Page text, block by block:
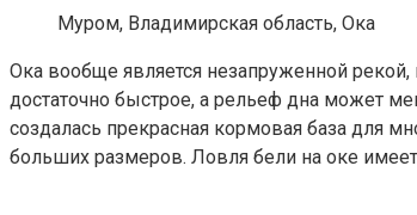
Муром, Владимирская область, Ока
Ока вообще является незапруженной рекой,
достаточно быстрое, а рельеф дна может
создалась прекрасная кормовая база для
больших размеров. Ловля бели на оке